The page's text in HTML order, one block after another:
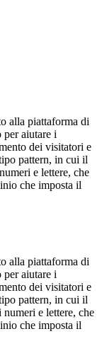
alla piattaforma di
aiutare i
dei visitatori e
pattern, in cui il
e lettere, che
che imposta il
alla piattaforma di
aiutare i
dei visitatori e
pattern, in cui il
numeri e lettere, che
che imposta il